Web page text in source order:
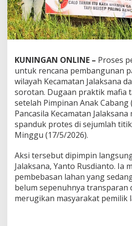
KUNINGAN ONLINE – Proses
untuk rencana pembangunan
wilayah Kecamatan Jalaksana
sorotan. Dugaan praktik mafia
setelah Pimpinan Anak Cabang
Pancasila Kecamatan
spanduk protes di sejumlah
Minggu (17/5/2026).
Aksi tersebut dipimpin
Jalaksana, Yanto Rusdianto. Ia
pembebasan lahan yang
belum sepenuhnya transparan
merugikan masyarakat pemilik